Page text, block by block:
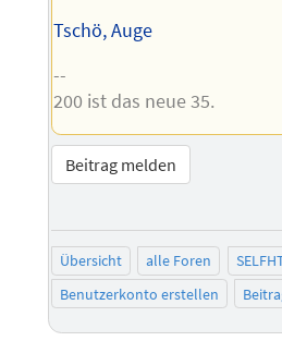
Tschö, Auge
--
200 ist das neue 35.
Beitrag melden
Übersicht alle Foren
Benutzerkonto erstellen